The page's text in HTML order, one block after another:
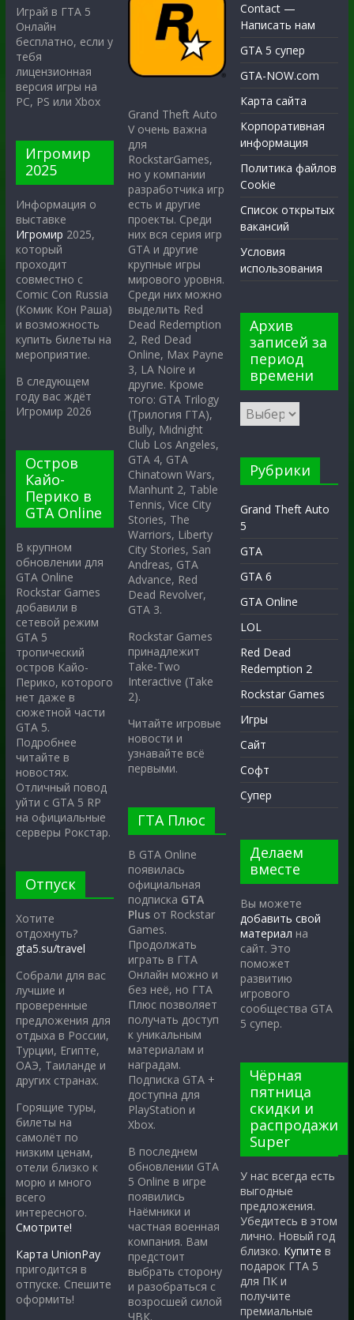
Играй в ГТА 5
Онлайн
бесплатно, если у
тебя
лицензионная
версия игры на
PC, PS или Xbox
Игромир
2025
Информация о
выставке
Игромир 2025,
который
проходит
совместно с
Comic Con Russia
(Комик Кон Раша)
и возможность
купить билеты на
мероприятие.
В следующем
году вас ждёт
Игромир 2026
Остров
Кайо-
Перико в
GTA Online
В крупном
обновлении для
GTA Online
Rockstar Games
добавили в
сетевой режим
GTA 5
тропический
остров Кайо-
Перико, которого
нет даже в
сюжетной части
GTA 5.
Подробнее
читайте в
новостях.
Отличный повод
уйти с GTA 5 RP
на официальные
серверы Рокстар.
Отпуск
Хотите
отдохнуть?
gta5.su/travel
Собрали для вас
лучшие и
проверенные
предложения для
отдыха в России,
Турции, Египте,
ОАЭ, Таиланде и
других странах.
Горящие туры,
билеты на
самолёт по
низким ценам,
отели близко к
морю и много
всего
интересного.
Смотрите!
Карта UnionPay
пригодится в
отпуске. Спешите
оформить!
Grand Theft Auto
V очень важна
для
RockstarGames,
но у компании
разработчика игр
есть и другие
проекты. Среди
них вся серия игр
GTA и другие
крупные игры
мирового уровня.
Среди них можно
выделить Red
Dead Redemption
2, Red Dead
Online, Max Payne
3, LA Noire и
другие. Кроме
того: GTA Trilogy
(Трилогия ГТА),
Bully, Midnight
Club Los Angeles,
GTA 4, GTA
Chinatown Wars,
Manhunt 2, Table
Tennis, Vice City
Stories, The
Warriors, Liberty
City Stories, San
Andreas, GTA
Advance, Red
Dead Revolver,
GTA 3.
Rockstar Games
принадлежит
Take-Two
Interactive (Take
2).
Читайте игровые
новости и
узнавайте всё
первыми.
ГТА Плюс
В GTA Online
появилась
официальная
подписка GTA
Plus от Rockstar
Games.
Продолжать
играть в ГТА
Онлайн можно и
без неё, но ГТА
Плюс позволяет
получать доступ
к уникальным
материалам и
наградам.
Подписка GTA +
доступна для
PlayStation и
Xbox.
В последнем
обновлении GTA
5 Online в игре
появились
Наёмники и
частная военная
компания. Вам
предстоит
выбрать сторону
и разобраться с
возросшей силой
ЧВК.
Contact —
Написать нам
GTA 5 супер
GTA-NOW.com
Карта сайта
Корпоративная
информация
Политика файлов
Cookie
Список открытых
вакансий
Условия
использования
Архив
записей за
период
времени
Рубрики
Grand Theft Auto
5
GTA
GTA 6
GTA Online
LOL
Red Dead
Redemption 2
Rockstar Games
Игры
Сайт
Софт
Супер
Делаем
вместе
Вы можете
добавить свой
материал на
сайт. Это
поможет
развитию
игрового
сообщества GTA
5 супер.
Чёрная
пятница
скидки и
распродажи
Super
У нас всегда есть
выгодные
предложения.
Убедитесь в этом
лично. Новый год
близко. Купите в
подарок ГТА 5
для ПК и
получите
премиальные